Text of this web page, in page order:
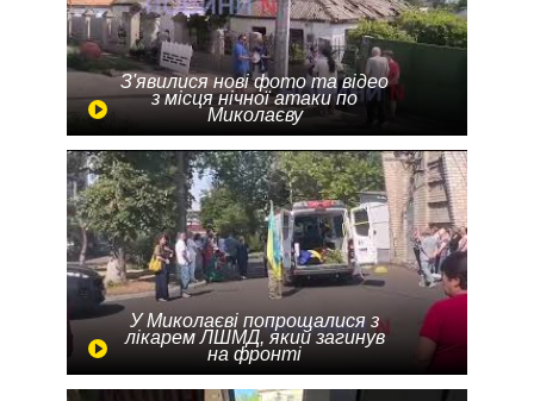
З'явилися нові фото та відео
з місця нічної атаки по
Миколаєву
У Миколаєві попрощалися з
лікарем ЛШМД, який загинув
на фронті